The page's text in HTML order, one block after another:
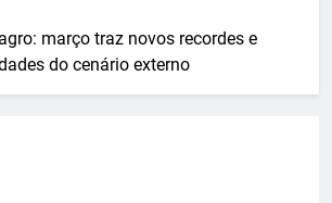
Primeiro Do
Noroeste De
março traz novos recordes e
do cenário externo